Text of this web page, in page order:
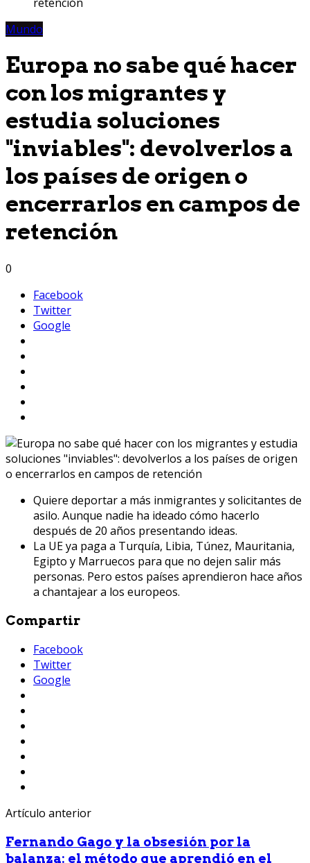
Mundo
Europa no sabe qué hacer
con los migrantes y
estudia soluciones
"inviables": devolverlos a
los países de origen o
encerrarlos en campos de
retención
0
Facebook
Twitter
Google
Quiere deportar a más inmigrantes y solicitantes de
asilo. Aunque nadie ha ideado cómo hacerlo
después de 20 años presentando ideas.
La UE ya paga a Turquía, Libia, Túnez, Mauritania,
Egipto y Marruecos para que no dejen salir más
personas. Pero estos países aprendieron hace años
a chantajear a los europeos.
Compartir
Facebook
Twitter
Google
Artículo anterior
Fernando Gago y la obsesión por la
balanza: el método que aprendió en el